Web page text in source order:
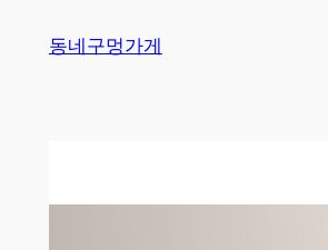
동네구멍가게